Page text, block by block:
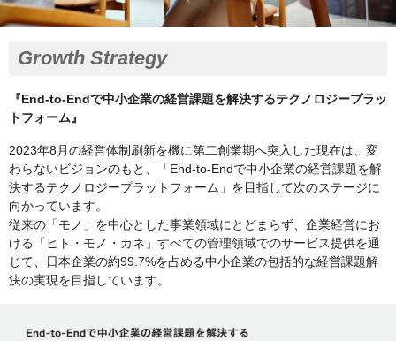
Growth Strategy
『End-to-Endで中小企業の経営課題を解決するテクノロジープラッ
トフォーム』
2023年8月の経営体制刷新を機に第二創業期へ突入した現在は、変
わらないビジョンのもと、「End-to-Endで中小企業の経営課題を解
決するテクノロジープラットフォーム」を目指して次のステージに
向かっています。
従来の「モノ」を中心とした事業領域にとどまらず、企業経営にお
ける「ヒト・モノ・カネ」すべての管理領域でのサービス提供を通
じて、日本企業の約99.7%を占める中小企業の包括的な経営課題解
決の実現を目指しています。